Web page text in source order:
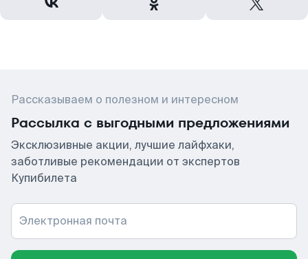
Рассказываем о полезном и интересном
Рассылка с выгодными предложениями
Эксклюзивные акции, лучшие лайфхаки,
заботливые рекомендации от экспертов
Купибилета
Электронная почта